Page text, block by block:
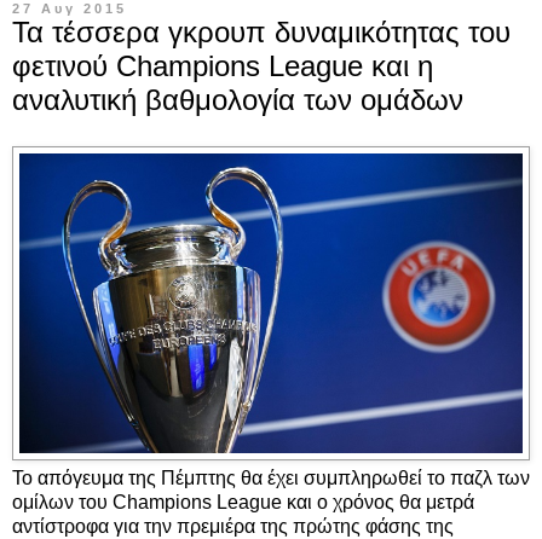
27 Αυγ 2015
Τα τέσσερα γκρουπ δυναμικότητας του
φετινού Champions League και η
αναλυτική βαθμολογία των ομάδων
Το απόγευμα της Πέμπτης θα έχει συμπληρωθεί το παζλ των
ομίλων του Champions League και ο χρόνος θα μετρά
αντίστροφα για την πρεμιέρα της πρώτης φάσης της